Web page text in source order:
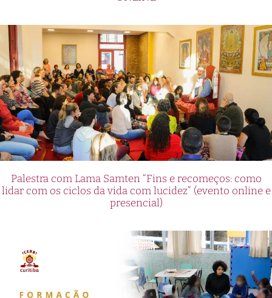
Palestra com Lama Samten “Fins e recomeços: como
lidar com os ciclos da vida com lucidez” (evento online e
presencial)